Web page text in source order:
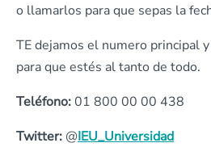
o llamarlos para que sepas la
TE dejamos el numero principal
para que estés al tanto de todo.
Teléfono:01 800 00 00 438
Twitter: @IEU_Universidad